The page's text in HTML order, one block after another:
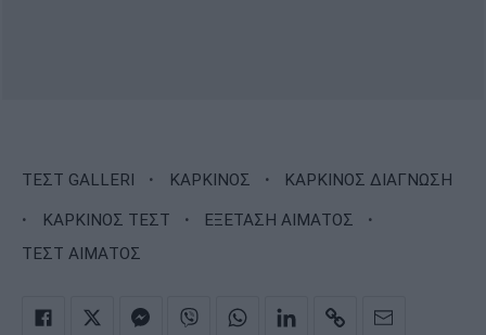
ΤΕΣΤ GALLERI · ΚΑΡΚΙΝΟΣ · ΚΑΡΚΙΝΟΣ ΔΙΑΓΝΩΣΗ
· ΚΑΡΚΙΝΟΣ ΤΕΣΤ · ΕΞΕΤΑΣΗ ΑΙΜΑΤΟΣ ·
ΤΕΣΤ ΑΙΜΑΤΟΣ